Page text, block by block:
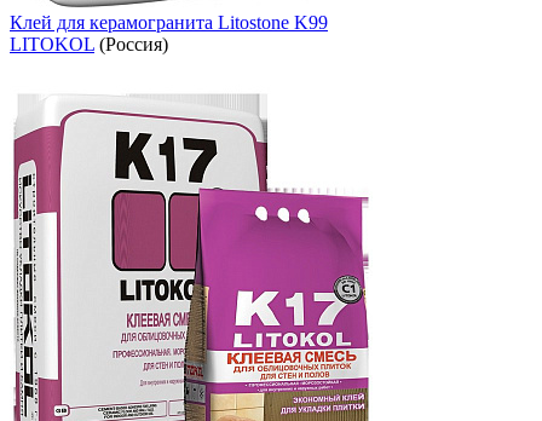
Клей для керамогранита Litostone K99
LITOKOL (Россия)